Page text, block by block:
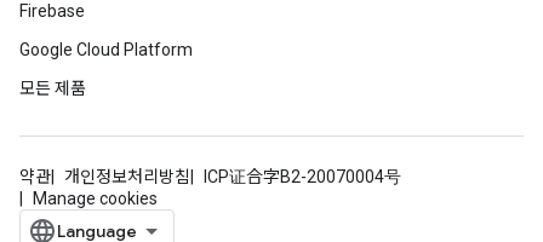
Firebase
Google Cloud Platform
모든 제품
약관 개인정보처리방침
ICP证合字B2-20070004号
Manage cookies